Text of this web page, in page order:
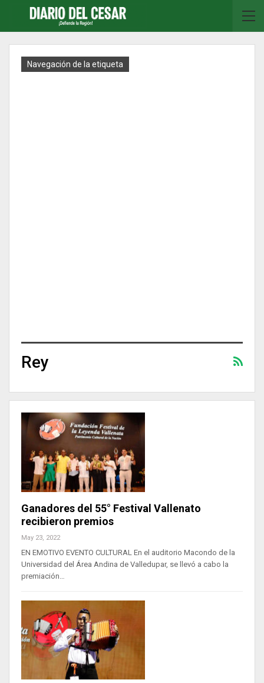
Navegación de la etiqueta
Rey
Ganadores del 55° Festival Vallenato
recibieron premios
May 23, 2022
EN EMOTIVO EVENTO CULTURAL En el auditorio Macondo de la
Universidad del Área Andina de Valledupar, se llevó a cabo la
premiación…